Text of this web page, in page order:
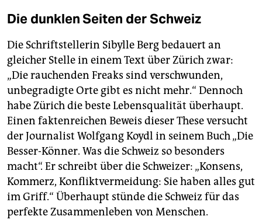
Die dunklen Seiten der Schweiz
Die Schriftstellerin Sibylle Berg bedauert an
gleicher Stelle in einem Text über Zürich zwar:
„Die rauchenden Freaks sind verschwunden,
unbegradigte Orte gibt es nicht mehr.“ Dennoch
habe Zürich die beste Lebensqualität überhaupt.
Einen faktenreichen Beweis dieser These versucht
der Journalist Wolfgang Koydl in seinem Buch „Die
Besser-Könner. Was die Schweiz so besonders
macht“. Er schreibt über die Schweizer: „Konsens,
Kommerz, Konfliktvermeidung: Sie haben alles gut
im Griff.“ Überhaupt stünde die Schweiz für das
perfekte Zusammenleben von Menschen.